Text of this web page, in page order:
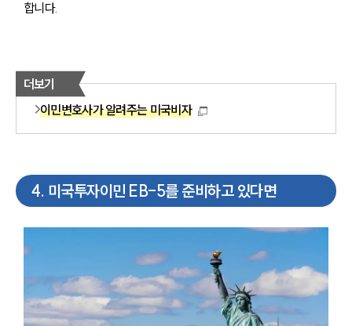
합니다.
더보기
이민변호사가 알려주는 미국비자
4. 미국투자이민 EB-5를 준비하고 있다면